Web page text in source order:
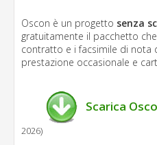
Oscon è un progetto senza
gratuitamente il pacchetto
contratto e i facsimile di nota
prestazione occasionale e
Scarica
2026)